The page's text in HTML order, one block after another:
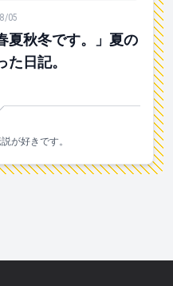
冬です。」夏の高尾山に登
05
夏秋冬です。」夏の
日記。
が好きです。